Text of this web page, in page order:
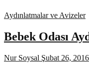
Aydınlatmalar ve Avizeler
Bebek Odası
Nur Soysal Şubat 26, 2016